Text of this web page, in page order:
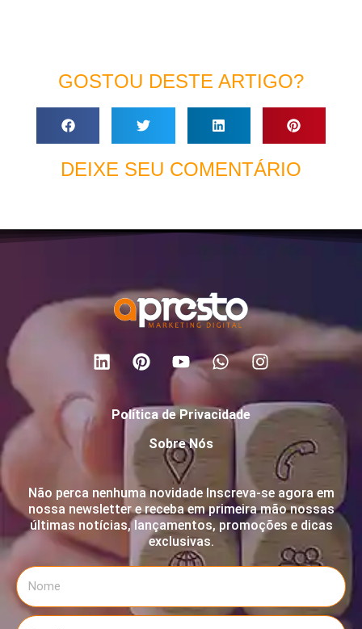
GOSTOU DESTE ARTIGO?
DEIXE SEU COMENTÁRIO
Política de Privacidade
Sobre Nós
Não perca nenhuma novidade Inscreva-se agora em
nossa newsletter e receba em primeira mão nossas
últimas notícias, lançamentos, promoções e dicas
exclusivas.